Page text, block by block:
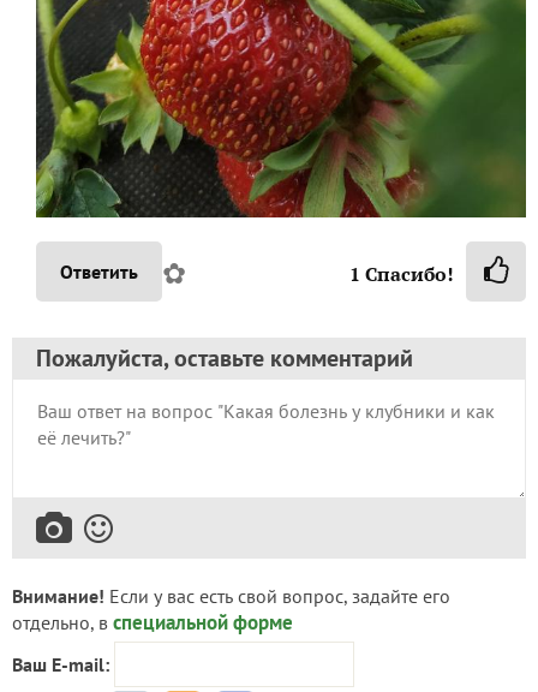
Ответить ✿ 1 Спасибо!
Пожалуйста, оставьте комментарий
Внимание! Если у вас есть свой вопрос, задайте его
отдельно, в специальной форме
Ваш E-mail: